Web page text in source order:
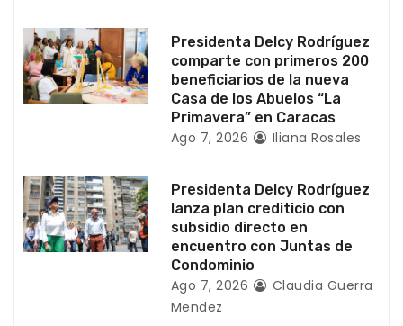
t
r
a
a
s
Presidenta Delcy Rodríguez
comparte con primeros 200
beneficiarios de la nueva
Casa de los Abuelos “La
Primavera” en Caracas
Ago 7, 2026 Iliana Rosales
Presidenta Delcy Rodríguez
lanza plan crediticio con
subsidio directo en
encuentro con Juntas de
Condominio
Ago 7, 2026
Claudia Guerra
Mendez